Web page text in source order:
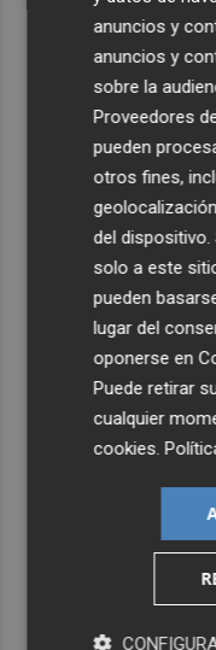
anuncios y
anuncios y
sobre la
Proveedores
pueden
otros fines,
del
solo a este
pueden
lugar del
oponerse en
Puede retirar
cualquier
cookies .